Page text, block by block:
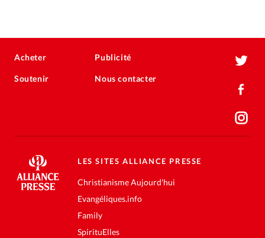
Acheter
Soutenir
Publicité
Nous contacter
LES SITES ALLIANCE PRESSE
Christianisme Aujourd'hui
Evangéliques.info
Family
SpirituElles